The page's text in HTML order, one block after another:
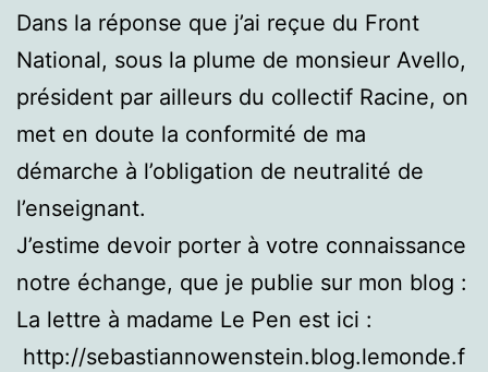
Dans la réponse que j’ai reçue du Front
National, sous la plume de monsieur Avello,
président par ailleurs du collectif Racine, on
met en doute la conformité de ma
démarche à l’obligation de neutralité de
l’enseignant.
J’estime devoir porter à votre connaissance
notre échange, que je publie sur mon blog :
La lettre à madame Le Pen est ici :
http://sebastiannowenstein.blog.lemonde.f